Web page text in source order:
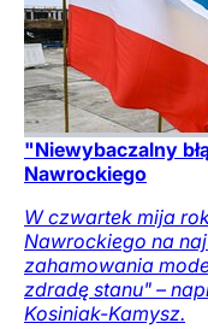
"Niewybaczalny
Nawrockiego
W czwartek mija
Nawrockiego na
zahamowania
zdradę stanu" –
Kosiniak-Kamysz.